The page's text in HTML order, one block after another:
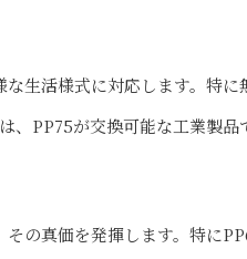
生活様式に対応します。特に
、PP75が交換可能な工業製品
の真価を発揮します。特に